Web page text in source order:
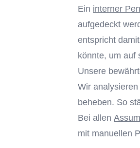
Ein interner
aufgedeckt
entspricht
könnte, um auf
Unsere
Wir
beheben. So
Bei allen
mit manuellen